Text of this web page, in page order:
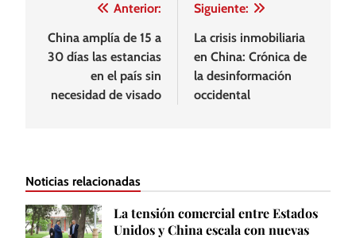
Navegación
de
entradas
Anterior:
China amplía de 15 a
30 días las estancias
en el país sin
necesidad de visado
Siguiente:
La crisis inmobiliaria
en China: Crónica de
la desinformación
occidental
Noticias relacionadas
La tensión comercial entre Estados
Unidos y China escala con nuevas